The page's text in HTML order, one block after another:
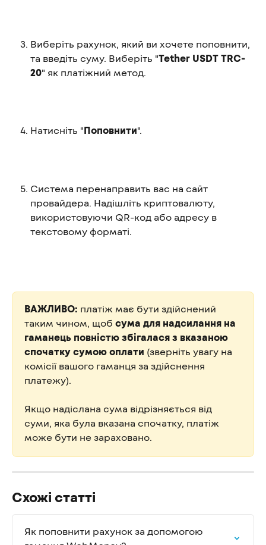
Виберіть рахунок, який ви хочете поповнити,
та введіть суму. Виберіть "Tether USDT TRC-
20" як платіжний метод.
Натисніть "Поповнити".
Система перенаправить вас на сайт
провайдера. Надішліть криптовалюту,
використовуючи QR-код або адресу в
текстовому форматі.
ВАЖЛИВО: платіж має бути здійснений
таким чином, щоб сума для надсилання на
гаманець повністю збігалася з вказаною
спочатку сумою оплати (зверніть увагу на
комісії вашого гаманця за здійснення
платежу).
Якщо надіслана сума відрізняється від
суми, яка була вказана спочатку, платіж
може бути не зараховано.
Схожі статті
Як поповнити рахунок за допомогою